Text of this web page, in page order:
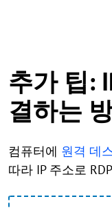
추가 팁:
결하는
컴퓨터에 원격 데
따라 IP 주소로